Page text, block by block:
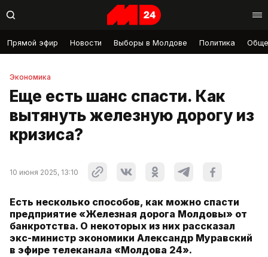
Прямой эфир Новости Выборы в Молдове Политика
Экономика
Еще есть шанс спасти. Как
вытянуть железную дорогу из
кризиса?
10 июня 2025, 13:10
Есть несколько способов, как можно спасти
предприятие «Железная дорога Молдовы» от
банкротства. О некоторых из них рассказал
экс-министр экономики Александр Муравский
в эфире телеканала «Молдова 24».